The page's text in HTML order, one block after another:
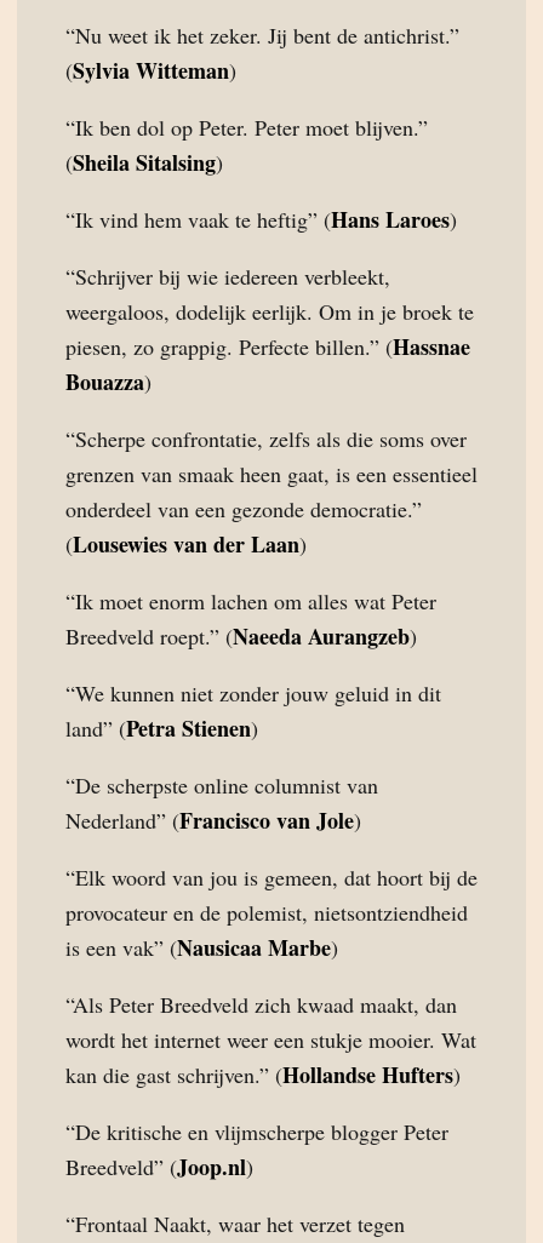
“Nu weet ik het zeker. Jij bent de antichrist.”
(Sylvia Witteman)
“Ik ben dol op Peter. Peter moet blijven.”
(Sheila Sitalsing)
“Ik vind hem vaak te heftig” (Hans Laroes)
“Schrijver bij wie iedereen verbleekt,
weergaloos, dodelijk eerlijk. Om in je broek te
piesen, zo grappig. Perfecte billen.” (Hassnae
Bouazza)
“Scherpe confrontatie, zelfs als die soms over
grenzen van smaak heen gaat, is een essentieel
onderdeel van een gezonde democratie.”
(Lousewies van der Laan)
“Ik moet enorm lachen om alles wat Peter
Breedveld roept.” (Naeeda Aurangzeb)
“We kunnen niet zonder jouw geluid in dit
land” (Petra Stienen)
“De scherpste online columnist van
Nederland” (Francisco van Jole)
“Elk woord van jou is gemeen, dat hoort bij de
provocateur en de polemist, nietsontziendheid
is een vak” (Nausicaa Marbe)
“Als Peter Breedveld zich kwaad maakt, dan
wordt het internet weer een stukje mooier. Wat
kan die gast schrijven.” (Hollandse Hufters)
“De kritische en vlijmscherpe blogger Peter
Breedveld” (Joop.nl)
“Frontaal Naakt, waar het verzet tegen